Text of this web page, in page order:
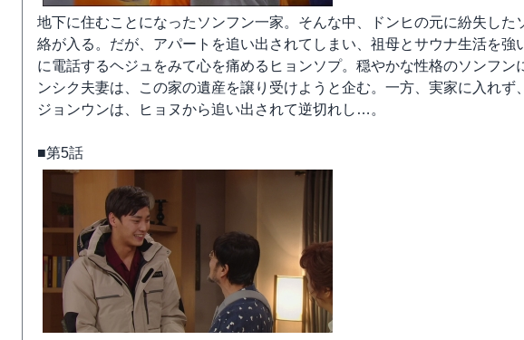
地下に住むことになったソンフン一家。そんな中、ドンヒの元に紛失した
絡が入る。だが、アパートを追い出されてしまい、祖母とサウナ生活を強
に電話するヘジュをみて心を痛めるヒョンソプ。穏やかな性格のソンフン
ンシク夫妻は、この家の遺産を譲り受けようと企む。一方、実家に入れず
ジョンウンは、ヒョヌから追い出されて逆切れし…。
■第5話